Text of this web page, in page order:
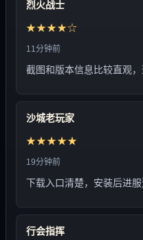
烈火战士
★★★★☆
11分钟前
截图和版本信息比较直观，
沙城老玩家
★★★★★
19分钟前
下载入口清楚，安装后进
行会指挥